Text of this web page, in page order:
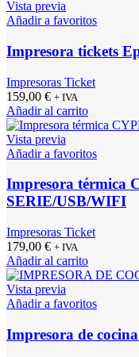
Vista previa
Añadir a favoritos
Impresora tickets
Impresoras Ticket
159,00 € + IVA
Añadir al carrito
Vista previa
Añadir a favoritos
Impresora térmica
SERIE/USB/WIFI
Impresoras Ticket
179,00 € + IVA
Añadir al carrito
Vista previa
Añadir a favoritos
Impresora de